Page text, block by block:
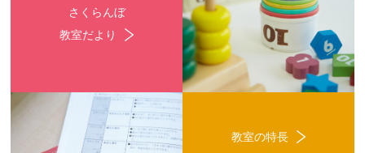
さくらんぼ
教室だより
教室の特長